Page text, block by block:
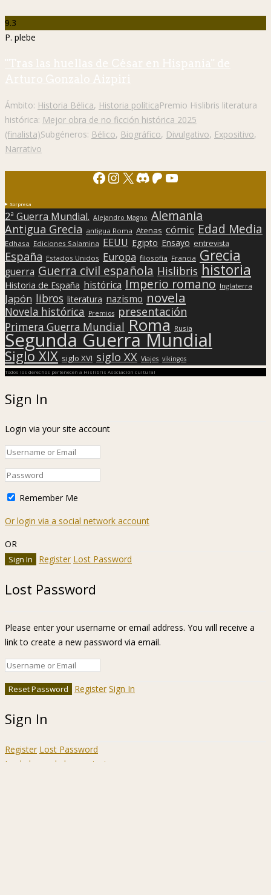
9.3
P. plebe
"Tras las huellas de César en Hispania" de
Arturo Gonzalo Aizpiri
Ámbito: Historia Bélica, Historia políticaPremio Hislibris literatura
histórica: Mejor obra de no ficción histórica 2025
(finalista)Subgéneros: Bélico, Biográfico, Divulgativo, Expositivo,
Narrativo
Facebook
Instagram
X Discord
Patreon
YouTube
Sorpresa
2ª Guerra Mundial. Alejandro Magno Alemania
Antigua Grecia antigua Roma Atenas cómic Edad Media
Edhasa Ediciones Salamina EEUU Egipto Ensayo entrevista
España Estados Unidos Europa filosofía Francia Grecia
guerra Guerra civil española Hislibris historia
Historia de España histórica Imperio romano Inglaterra
Japón libros literatura nazismo novela
Novela histórica Premios presentación
Primera Guerra Mundial Roma Rusia
Segunda Guerra Mundial
Siglo XIX siglo XVI siglo XX Viajes vikingos
Todos los derechos pertenecen a Hislibris Asociación cultural
Sign In
Login via your site account
Remember Me
Or login via a social network account
OR
Register Lost Password
Lost Password
Please enter your username or email address. You will receive a
link to create a new password via email.
Register Sign In
Sign In
Register Lost Password
Ir a la barra de herramientas